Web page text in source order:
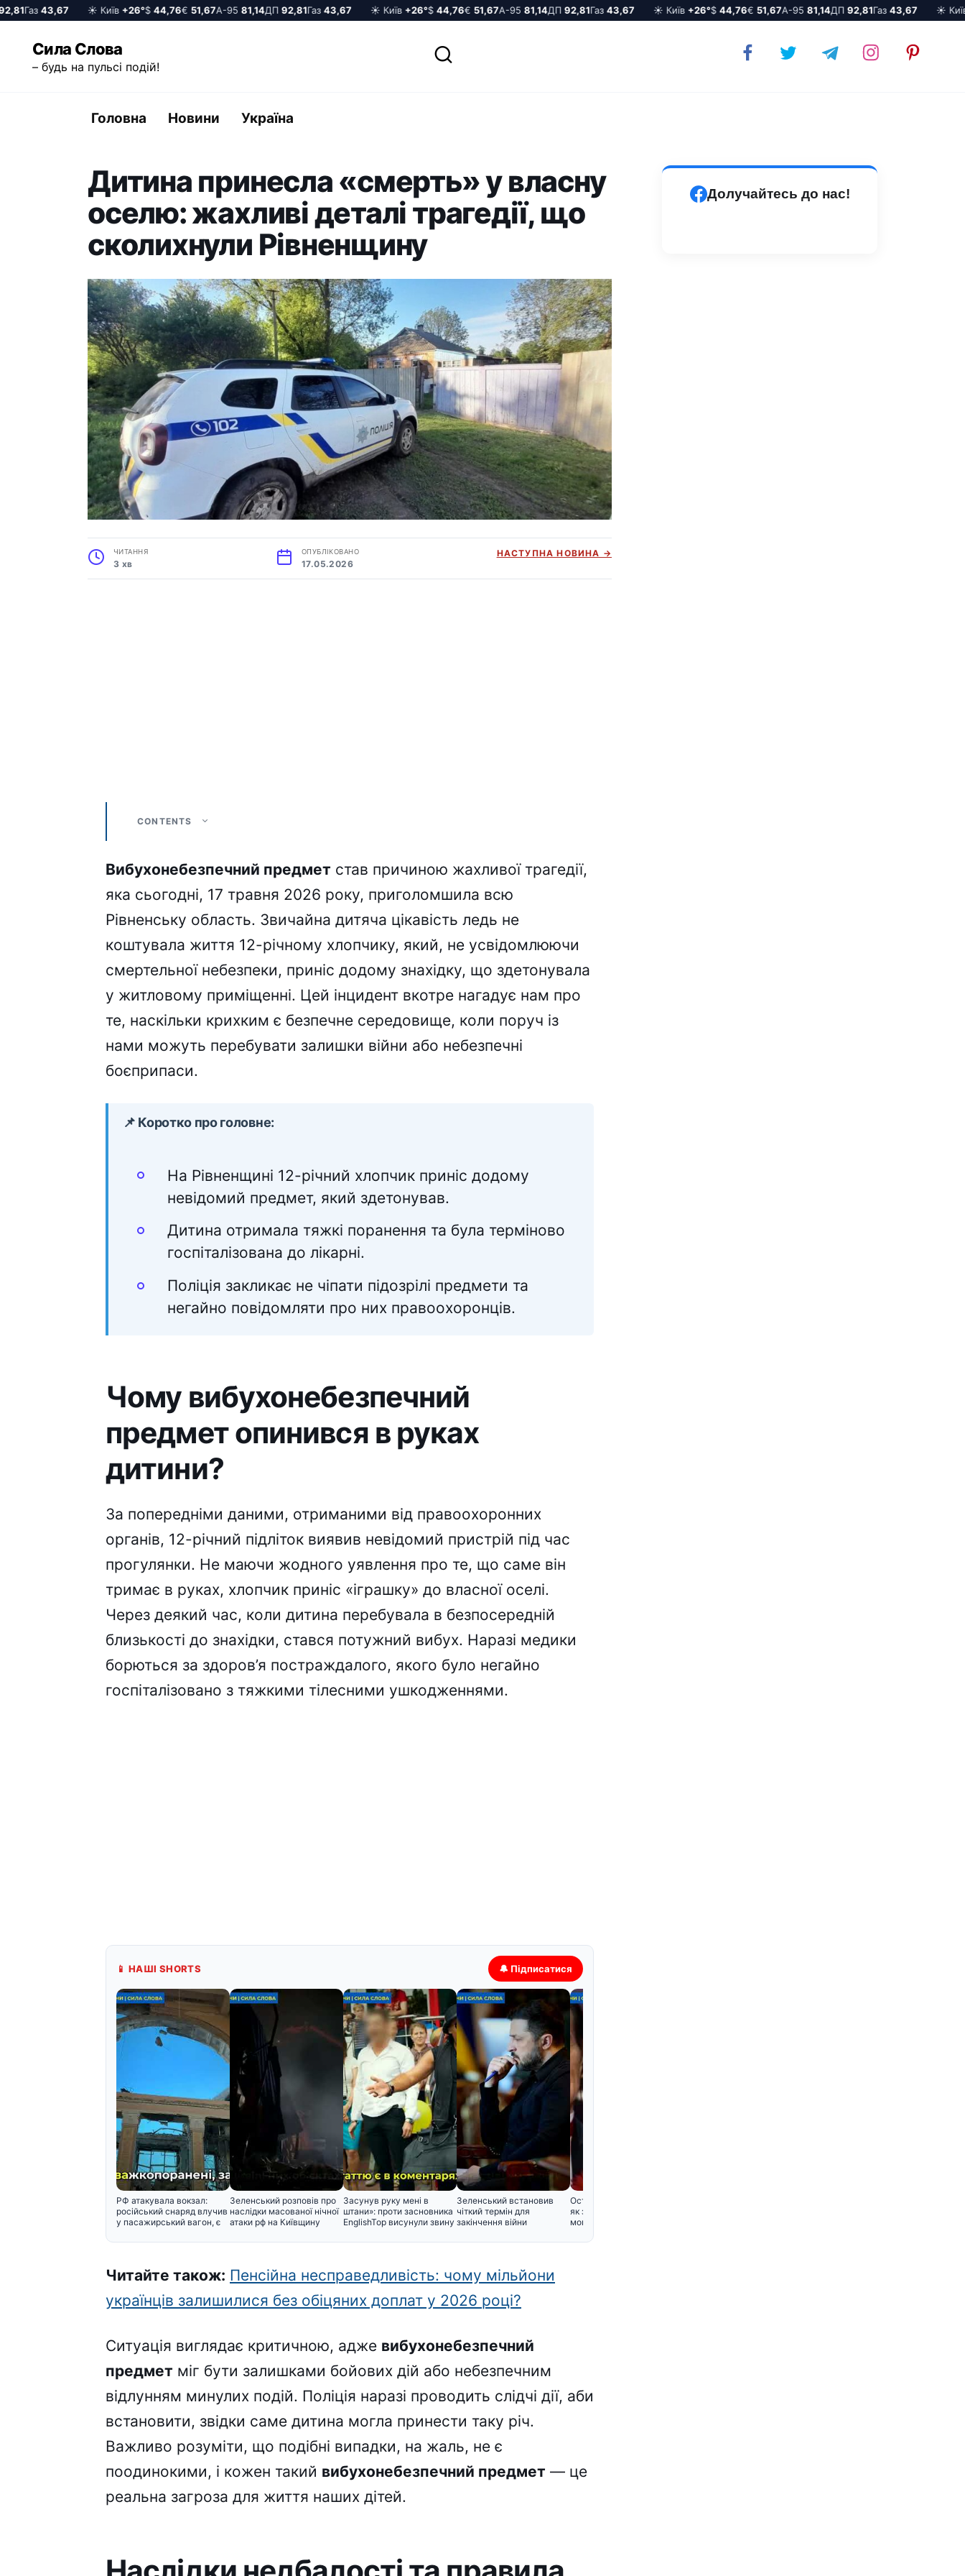
Газ43,67 ☀️ Київ+26°$44,76€51,67А-9581,14ДП92,81Газ43,67 ☀️ Київ+26°$44,76€51,67А-9581,14ДП92,81Газ43,67 ☀️ Київ+26°$44,76€51,67А-9581,14ДП92,81Газ43,67 ☀️ Київ
вмісту
Сила Слова
– будь на пульсі подій!
Головна Новини Україна
Дитина принесла «смерть» у власну
оселю: жахливі деталі трагедії, що
сколихнули Рівненщину
ЧИТАННЯ
3 хв
ОПУБЛІКОВАНО
17.05.2026
НАСТУПНА НОВИНА →
CONTENTS
Вибухонебезпечний предмет став причиною жахливої трагедії,
яка сьогодні, 17 травня 2026 року, приголомшила всю
Рівненську область. Звичайна дитяча цікавість ледь не
коштувала життя 12-річному хлопчику, який, не усвідомлюючи
смертельної небезпеки, приніс додому знахідку, що здетонувала
у житловому приміщенні. Цей інцидент вкотре нагадує нам про
те, наскільки крихким є безпечне середовище, коли поруч із
нами можуть перебувати залишки війни або небезпечні
боєприпаси.
📌 Коротко про головне:
На Рівненщині 12-річний хлопчик приніс додому
невідомий предмет, який здетонував.
Дитина отримала тяжкі поранення та була терміново
госпіталізована до лікарні.
Поліція закликає не чіпати підозрілі предмети та
негайно повідомляти про них правоохоронців.
Чому вибухонебезпечний
предмет опинився в руках
дитини?
За попередніми даними, отриманими від правоохоронних
органів, 12-річний підліток виявив невідомий пристрій під час
прогулянки. Не маючи жодного уявлення про те, що саме він
тримає в руках, хлопчик приніс «іграшку» до власної оселі.
Через деякий час, коли дитина перебувала в безпосередній
близькості до знахідки, стався потужний вибух. Наразі медики
борються за здоров’я постраждалого, якого було негайно
госпіталізовано з тяжкими тілесними ушкодженнями.
📱 НАШІ SHORTS 🔔 Підписатися
РФ атакувала вокзал:
російський снаряд влучив
у пасажирський вагон, є
Зеленський розповів про
наслідки масованої нічної
атаки рф на Київщину
Засунув руку мені в
штани»: проти засновника
EnglishTop висунули звину
Зеленський встановив
чіткий термін для
закінчення війни
Останній спочинок легенд:
як зараз виглядають
могили відомих українськ
Читайте також: Пенсійна несправедливість: чому мільйони
українців залишилися без обіцяних доплат у 2026 році?
Ситуація виглядає критичною, адже вибухонебезпечний
предмет міг бути залишками бойових дій або небезпечним
відлунням минулих подій. Поліція наразі проводить слідчі дії, аби
встановити, звідки саме дитина могла принести таку річ.
Важливо розуміти, що подібні випадки, на жаль, не є
поодинокими, і кожен такий вибухонебезпечний предмет — це
реальна загроза для життя наших дітей.
Долучайтесь до нас!